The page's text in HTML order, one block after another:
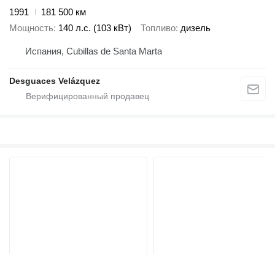
1991
181 500 км
Мощность 140 л.с. (103 кВт) Топливо дизель
Испания, Cubillas de Santa Marta
Desguaces Velázquez